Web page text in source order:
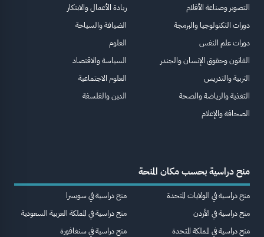
التصوير وصناعة الأفلام
دورات التكنولوجيا والبرمجة
دورات علم النفس
القانون وحقوق الإنسان والجندر
التربية والتدريس
التغذية والرياضة والصحة
الصحافة والإعلام
ريادة الأعمال والابتكار
الضيافة والسياحة
العلوم
السياسة والاقتصاد
العلوم الاجتماعية
الدين والفلسفة
منح دراسية بحسب مكان المنحة
منح دراسية في الولايات المتحدة
منح دراسية في الأردن
منح دراسية في المملكة المتحدة
منح دراسية في سويسرا
منح دراسية في المملكة العربية السعودية
منح دراسية في سنغافورة